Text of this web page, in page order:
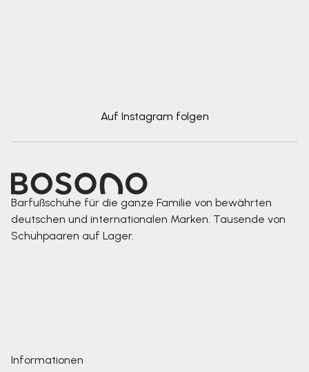
Auf Instagram folgen
Barfußschuhe für die ganze Familie von bewährten
deutschen und internationalen Marken. Tausende von
Schuhpaaren auf Lager.
Informationen